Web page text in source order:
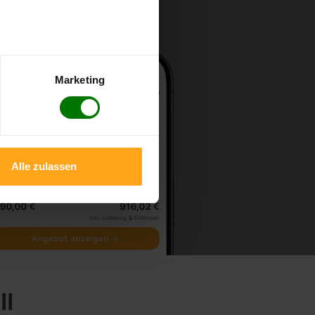
Marketing
Alle zulassen